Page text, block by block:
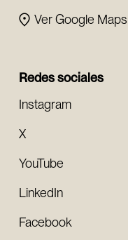
Ver Google Maps
Redes sociales
Instagram
X
YouTube
LinkedIn
Facebook